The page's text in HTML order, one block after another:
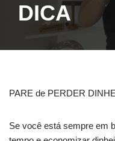
DICA
PARE de PERDER
Se você está sempre em